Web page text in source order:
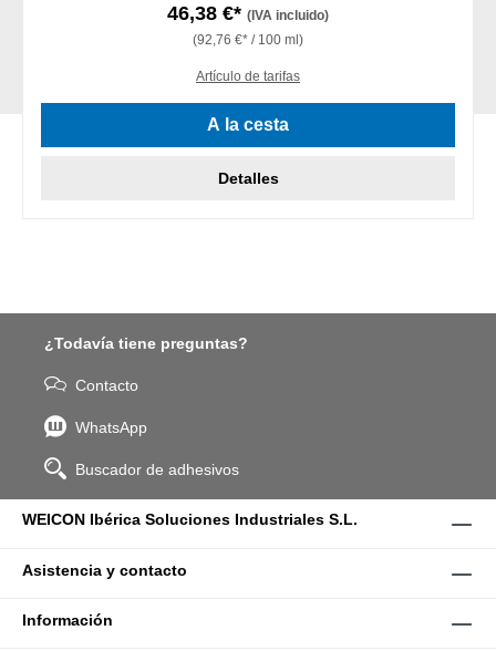
46,38 €* (IVA incluido)
(92,76 €* / 100 ml)
Artículo de tarifas
A la cesta
Detalles
¿Todavía tiene preguntas?
Contacto
WhatsApp
Buscador de adhesivos
WEICON Ibérica Soluciones Industriales S.L.
Asistencia y contacto
Información